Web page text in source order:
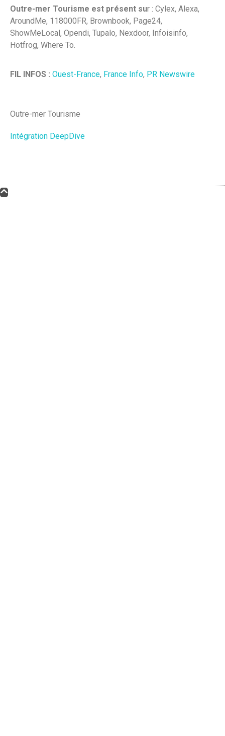
Outre-mer Tourisme est présent sur : Cylex, Alexa,
AroundMe, 118000FR, Brownbook, Page24,
ShowMeLocal, Opendi, Tupalo, Nexdoor, Infoisinfo,
Hotfrog, Where To.
FIL INFOS : Ouest-France, France Info, PR Newswire
Outre-mer Tourisme
Intégration DeepDive